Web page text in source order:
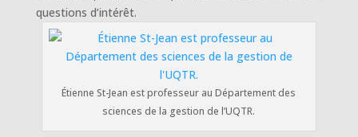
questions d’intérêt.
Étienne St-Jean est professeur au Département des
sciences de la gestion de l’UQTR.